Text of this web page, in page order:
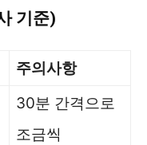
기준)
주의사항
30분 간격으로
조금씩